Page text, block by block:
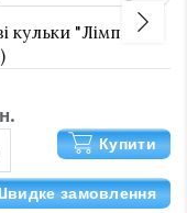
кульки "Лімпопо"
Купити
замовлення